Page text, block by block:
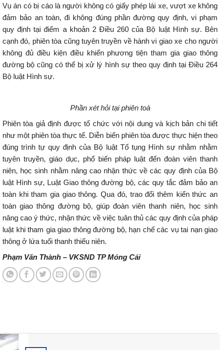
Vụ án có bị cáo là người không có giấy phép lái xe, vượt xe không
đảm bảo an toàn, đi không đúng phần đường quy định, vi phạm
quy định tại điểm a khoản 2 Điều 260 của Bộ luật Hình sự. Bên
cạnh đó, phiên tòa cũng tuyên truyền về hành vi giao xe cho người
không đủ điều kiện điều khiển phương tiện tham gia giao thông
đường bộ cũng có thể bị xử lý hình sự theo quy định tại Điều 264
Bộ luật Hình sự.
Phần xét hỏi tại phiên toà
Phiên tòa giả định được tổ chức với nội dung và kịch bản chi tiết
như một phiên tòa thực tế. Diễn biến phiên tòa được thực hiện theo
đúng trình tự quy định của Bộ luật Tố tụng Hình sự nhằm nhằm
tuyên truyền, giáo dục, phổ biến pháp luật đến đoàn viên thanh
niên, học sinh nhằm nâng cao nhận thức về các quy định của Bộ
luật Hình sự, Luật Giao thông đường bộ, các quy tắc đảm bảo an
toàn khi tham gia giao thông. Qua đó, trao đổi thêm kiến thức an
toàn giao thông đường bộ, giúp đoàn viên thanh niên, học sinh
nâng cao ý thức, nhận thức về việc tuân thủ các quy định của pháp
luật khi tham gia giao thông đường bộ, hạn chế các vụ tai nạn giao
thông ở lứa tuổi thanh thiếu niên.
Phạm Văn Thành – VKSND TP Móng Cái